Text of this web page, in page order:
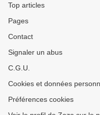
Top articles
Pages
Contact
Signaler un abus
C.G.U.
Cookies et données
Préférences cookies